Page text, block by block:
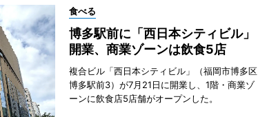
食べる
博多駅前に「西日本シティビル」
開業、商業ゾーンは飲食5店
複合ビル「西日本シティビル」（福岡市博多区
博多駅前3）が7月21日に開業し、1階・商業ゾ
ーンに飲食店5店舗がオープンした。